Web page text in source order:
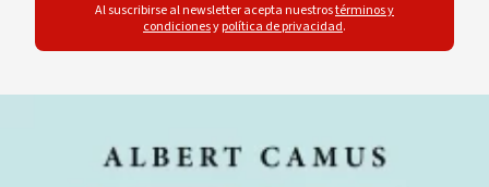
Al suscribirse al newsletter acepta nuestrostérminos y
condicionesypolítica de privacidad.